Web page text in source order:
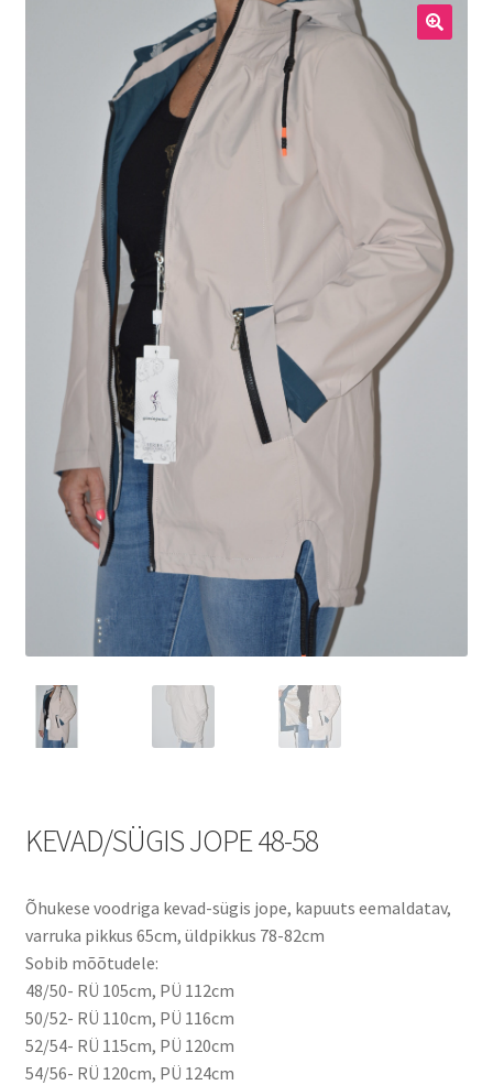
Allahindlus
KEVAD/SÜGIS JOPE 48-58
Õhukese voodriga kevad-sügis jope, kapuuts eemaldatav,
varruka pikkus 65cm, üldpikkus 78-82cm
Sobib mõõtudele:
48/50- RÜ 105cm, PÜ 112cm
50/52- RÜ 110cm, PÜ 116cm
52/54- RÜ 115cm, PÜ 120cm
54/56- RÜ 120cm, PÜ 124cm